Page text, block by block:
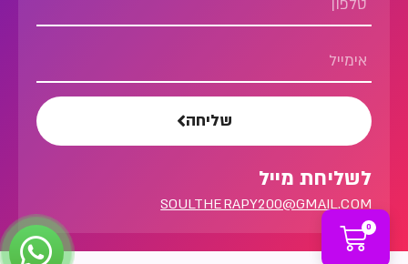
שליחה
לשליחת מייל
SOULTHERAPY200@GMAIL.COM
0